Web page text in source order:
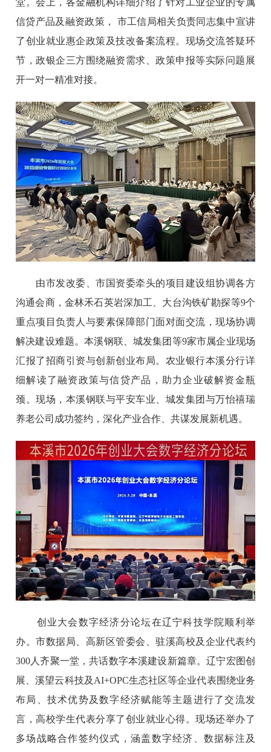
堂。会上，各金融机构详细介绍了针对工业企业的专属
信贷产品及融资政策， 市工信局相关负责同志集中宣讲
了创业就业惠企政策及技改备案流程。现场交流答疑环
节，政银企三方围绕融资需求、政策申报等实际问题展
开一对一精准对接。
由市发改委、市国资委牵头的项目建设组协调各方
沟通会商，金林禾石英岩深加工、大台沟铁矿勘探等9个
重点项目负责人与要素保障部门面对面交流，现场协调
解决建设难题。本溪钢联、城发集团等9家市属企业现场
汇报了招商引资与创新创业布局。农业银行本溪分行详
细解读了融资政策与信贷产品，助力企业破解资金瓶
颈。现场，本溪钢联与平安车业、城发集团与万怡禧瑞
养老公司成功签约，深化产业合作、共谋发展新机遇。
创业大会数字经济分论坛在辽宁科技学院顺利举
办。市数据局、高新区管委会、驻溪高校及企业代表约
300人齐聚一堂，共话数字本溪建设新篇章。辽宁宏图创
展、溪望云科技及AI+OPC生态社区等企业代表围绕业务
布局、技术优势及数字经济赋能等主题进行了交流发
言，高校学生代表分享了创业就业心得。现场还举办了
多场战略合作签约仪式，涵盖数字经济、数据标注及